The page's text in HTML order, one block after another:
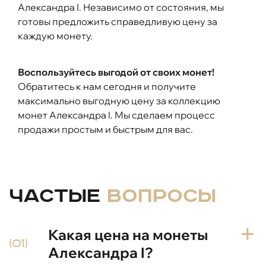
Александра I. Независимо от состояния, мы
готовы предложить справедливую цену за
каждую монету.
Воспользуйтесь выгодой от своих монет!
Обратитесь к нам сегодня и получите
максимально выгодную цену за коллекцию
монет Александра I. Мы сделаем процесс
продажи простым и быстрым для вас.
Частые вопросы
(01)
Какая цена на монеты
Александра I?